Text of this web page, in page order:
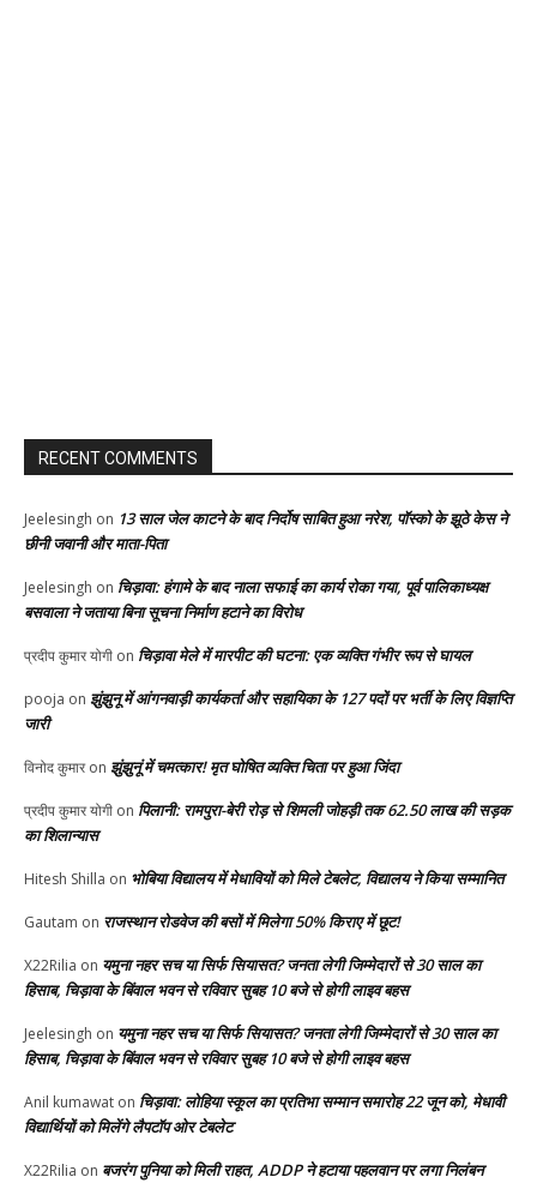
RECENT COMMENTS
Jeelesingh on 13 साल जेल काटने के बाद निर्दोष साबित हुआ नरेश, पॉस्को के झूठे केस ने
छीनी जवानी और माता-पिता
Jeelesingh on चिड़ावा: हंगामे के बाद नाला सफाई का कार्य रोका गया, पूर्व पालिकाध्यक्ष
बसवाला ने जताया बिना सूचना निर्माण हटाने का विरोध
प्रदीप कुमार योगी on चिड़ावा मेले में मारपीट की घटना: एक व्यक्ति गंभीर रूप से घायल
pooja on झुंझुनू में आंगनवाड़ी कार्यकर्ता और सहायिका के 127 पदों पर भर्ती के लिए विज्ञप्ति
जारी
विनोद कुमारon झुंझुनूं में चमत्कार! मृत घोषित व्यक्ति चिता पर हुआ जिंदा
प्रदीप कुमार योगी on पिलानी: रामपुरा-बेरी रोड़ से शिमली जोहड़ी तक 62.50 लाख की सड़क
का शिलान्यास
Hitesh Shilla on भोबिया विद्यालय में मेधावियों को मिले टेबलेट, विद्यालय ने किया सम्मानित
Gautam on राजस्थान रोडवेज की बसों में मिलेगा 50% किराए में छूट!
X22Rilia on यमुना नहर सच या सिर्फ सियासत? जनता लेगी जिम्मेदारों से 30 साल का
हिसाब, चिड़ावा के बिंवाल भवन से रविवार सुबह 10 बजे से होगी लाइव बहस
Jeelesingh on यमुना नहर सच या सिर्फ सियासत? जनता लेगी जिम्मेदारों से 30 साल का
हिसाब, चिड़ावा के बिंवाल भवन से रविवार सुबह 10 बजे से होगी लाइव बहस
Anil kumawat on चिड़ावा: लोहिया स्कूल का प्रतिभा सम्मान समारोह 22 जून को, मेधावी
विद्यार्थियों को मिलेंगे लैपटॉप ओर टेबलेट
X22Rilia on बजरंग पुनिया को मिली राहत, ADDP ने हटाया पहलवान पर लगा निलंबन